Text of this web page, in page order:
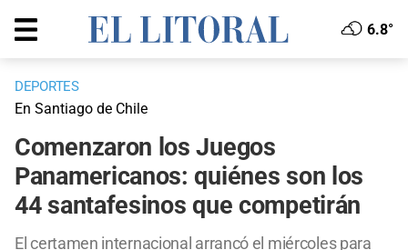
6.8°
DEPORTES
En Santiago de Chile
Comenzaron los Juegos
Panamericanos: quiénes son los
44 santafesinos que competirán
El certamen internacional arrancó el miércoles para